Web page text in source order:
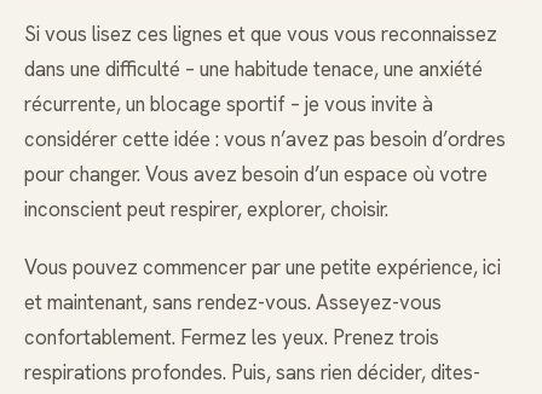
Si vous lisez ces lignes et que vous vous reconnaissez
dans une difficulté – une habitude tenace, une anxiété
récurrente, un blocage sportif – je vous invite à
considérer cette idée : vous n’avez pas besoin d’ordres
pour changer. Vous avez besoin d’un espace où votre
inconscient peut respirer, explorer, choisir.
Vous pouvez commencer par une petite expérience, ici
et maintenant, sans rendez-vous. Asseyez-vous
confortablement. Fermez les yeux. Prenez trois
respirations profondes. Puis, sans rien décider, dites-